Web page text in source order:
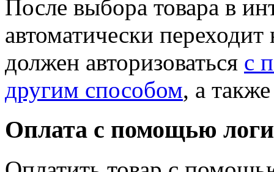
После выбора товара в
автоматически
должен авторизоваться с
другим способом, а
Оплата с помощью